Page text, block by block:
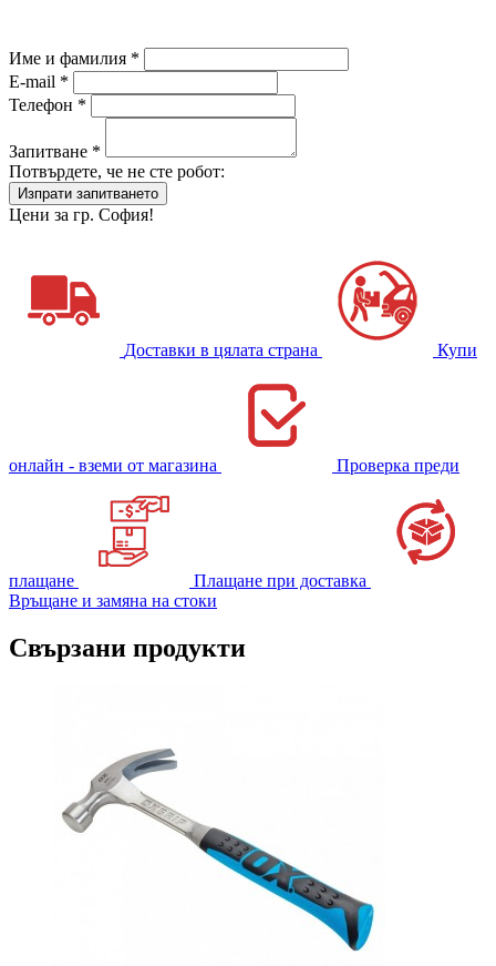
Име и фамилия *
E-mail *
Телефон *
Запитване *
Потвърдете, че не сте робот:
Цени за гр. София!
Доставки в цялата страна Купи
онлайн - вземи от магазина Проверка преди
плащане
Плащане при доставка
Връщане и замяна на стоки
Свързани продукти